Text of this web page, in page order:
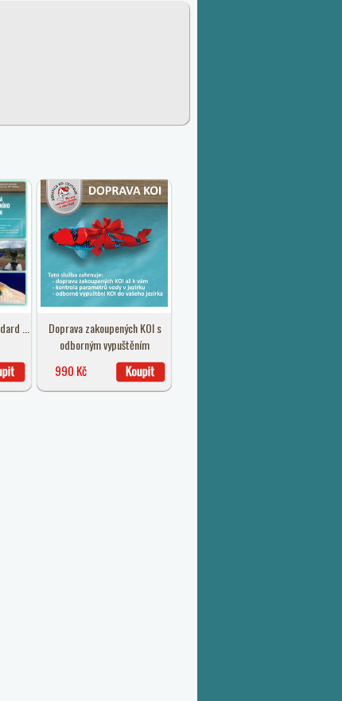
...
Doprava zakoupených KOI s
odborným vypuštěním
990 Kč